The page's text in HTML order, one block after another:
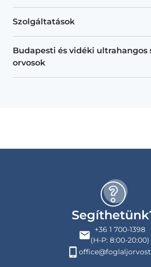
Szolgáltatások
Budapesti és vidéki ultrahangos
orvosok
+36 1 700-1398
(H-P: 8:00-20:00)